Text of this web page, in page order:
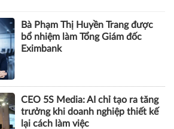
Bà Phạm Thị Huyền Trang được
bổ nhiệm làm Tổng Giám đốc
Eximbank
CEO 5S Media: AI chỉ tạo ra tăng
trưởng khi doanh nghiệp thiết kế
lại cách làm việc